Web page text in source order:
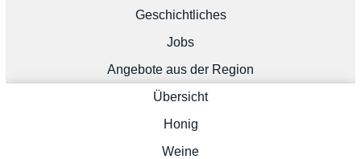
Geschichtliches
Jobs
Angebote aus der Region
Übersicht
Honig
Weine